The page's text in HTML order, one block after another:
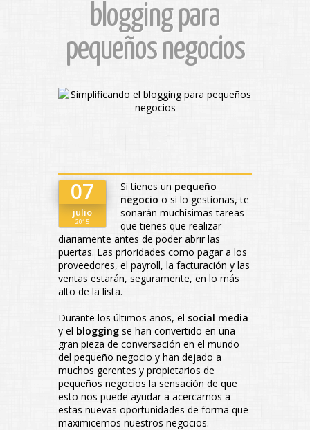
blogging para
pequeños negocios
07
julio
2015
Si tienes un pequeño
negocio o si lo gestionas, te
sonarán muchísimas tareas
que tienes que realizar
diariamente antes de poder abrir las
puertas. Las prioridades como pagar a los
proveedores, el payroll, la facturación y las
ventas estarán, seguramente, en lo más
alto de la lista.
Durante los últimos años, el social media
y el blogging se han convertido en una
gran pieza de conversación en el mundo
del pequeño negocio y han dejado a
muchos gerentes y propietarios de
pequeños negocios la sensación de que
esto nos puede ayudar a acercarnos a
estas nuevas oportunidades de forma que
maximicemos nuestros negocios.